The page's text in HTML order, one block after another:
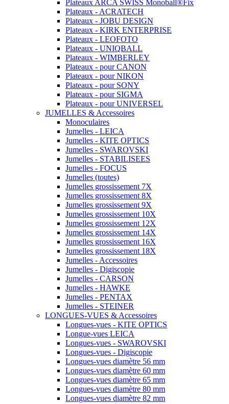
Plateaux ARCA SWISS Monoball®Fix
Plateaux - ACRATECH
Plateaux - JOBU DESIGN
Plateaux - KIRK ENTERPRISE
Plateaux - LEOFOTO
Plateaux - UNIQBALL
Plateaux - WIMBERLEY
Plateaux - pour CANON
Plateaux - pour NIKON
Plateaux - pour SONY
Plateaux - pour SIGMA
Plateaux - pour UNIVERSEL
JUMELLES & Accessoires
Monoculaires
Jumelles - LEICA
Jumelles - KITE OPTICS
Jumelles - SWAROVSKI
Jumelles - STABILISEES
Jumelles - FOCUS
Jumelles (toutes)
Jumelles grossissement 7X
Jumelles grossissement 8X
Jumelles grossissement 9X
Jumelles grossissement 10X
Jumelles grossissement 12X
Jumelles grossissement 14X
Jumelles grossissement 16X
Jumelles grossissement 18X
Jumelles - Accessoires
Jumelles - Digiscopie
Jumelles - CARSON
Jumelles - HAWKE
Jumelles - PENTAX
Jumelles - STEINER
LONGUES-VUES & Accessoires
Longues-vues - KITE OPTICS
Longue-vues LEICA
Longues-vues - SWAROVSKI
Longues-vues - Digiscopie
Longues-vues diamètre 56 mm
Longues-vues diamètre 60 mm
Longues-vues diamètre 65 mm
Longues-vues diamètre 80 mm
Longues-vues diamètre 82 mm